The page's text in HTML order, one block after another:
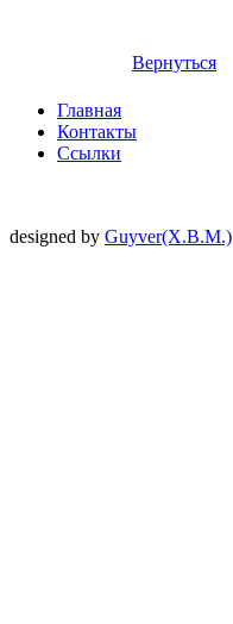
Вернуться
Главная
Контакты
Ссылки
designed by Guyver(X.B.M.)